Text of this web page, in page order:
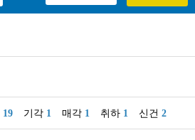
19 기각 1 매각 1 취하 1 신건 2